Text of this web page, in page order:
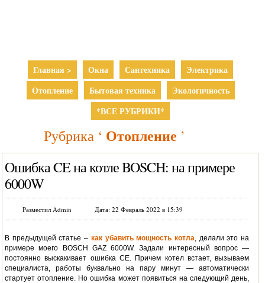
Главная > Окна Сантехника
Электрика
Отопление
Бытовая техника
Экологичность
*ВСЕ РУБРИКИ*
Рубрика ‘ Отопление ’
Ошибка CE на котле BOSCH: на примере
6000W
Разместил Admin Дата: 22 Февраль 2022 в 15:39
В предыдущей статье – как убавить мощность котла, делали это на
примере моего BOSCH GAZ 6000W. Задали интересный вопрос —
постоянно выскакивает ошибка CE. Причем котел встает, вызываем
специалиста, работы буквально на пару минут — автоматически
стартует отопление. Но ошибка может появиться на следующий день,